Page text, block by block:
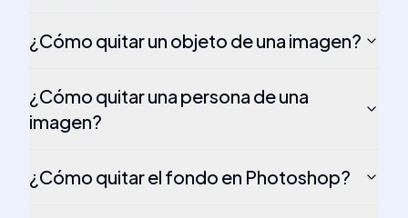
¿Cómo quitar un objeto de una imagen?
¿Cómo quitar una persona de una
imagen?
¿Cómo quitar el fondo en Photoshop?